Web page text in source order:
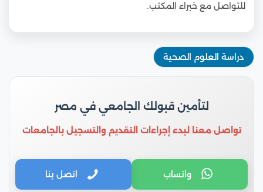
للتواصل مع خبراء المكتب.
دراسة العلوم الصحية
لتأمين قبولك الجامعي في مصر
تواصل معنا لبدء إجراءات التقديم والتسجيل بالجامعات
واتساب اتصل بنا